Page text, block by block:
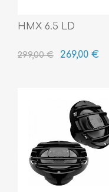
HMX 6.5 LD
299,00 € 269,00 €